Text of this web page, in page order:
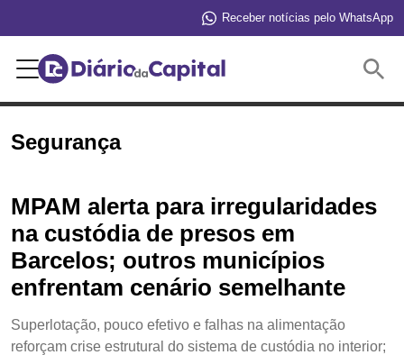
Receber notícias pelo WhatsApp
Segurança
MPAM alerta para irregularidades
na custódia de presos em
Barcelos; outros municípios
enfrentam cenário semelhante
Superlotação, pouco efetivo e falhas na alimentação
reforçam crise estrutural do sistema de custódia no interior;